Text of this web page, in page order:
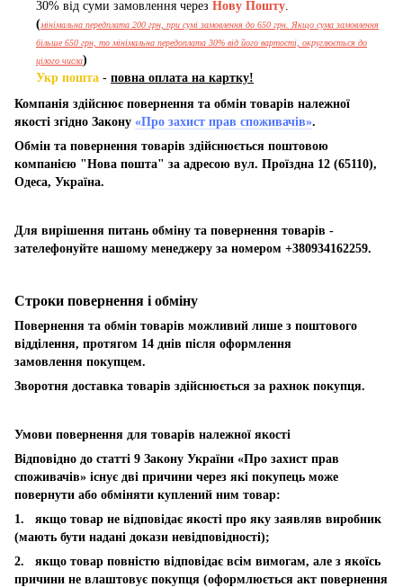
30% від суми замовлення через Нову Пошту.
(мінімальна передплата 200 грн, при сумі замовлення до 650 грн. Якщо сума замовлення
більше 650 грн, то мінімальна передоплата 30% від його вартості, округлюється до
цілого числа)
Укр пошта - повна оплата на картку!
Компанія здійснює повернення та обмін товарів належної
якості згідно Закону «Про захист прав споживачів».
Обмін та повернення товарів здійснюється поштовою
компанією "Нова пошта" за адресою вул. Проїздна 12 (65110),
Одеса, Україна.
Для вирішення питань обміну та повернення товарів -
зателефонуйте нашому менеджеру за номером +380934162259.
Строки повернення і обміну
Повернення та обмін товарів можливий лише з поштового
відділення, протягом 14 днів після оформлення
замовлення покупцем.
Зворотня доставка товарів здійснюється за рахнок покупця.
Умови повернення для товарів належної якості
Відповідно до статті 9 Закону України «Про захист прав
споживачів» існує дві причини через які покупець може
повернути або обміняти куплений ним товар:
1. якщо товар не відповідає якості про яку заявляв виробник
(мають бути надані докази невідповідності);
2. якщо товар повністю відповідає всім вимогам, але з якоїсь
причини не влаштовує покупця (оформлюється акт повернення